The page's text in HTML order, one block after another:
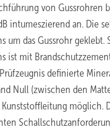
von Gussrohren
intumeszierend an. Die
um das Gussrohr
ist mit
definierte
Null (zwischen den
möglich.